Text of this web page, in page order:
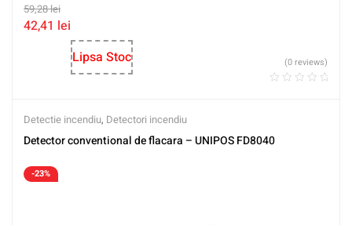
59,28lei
42,41 lei
Lipsa Stoc
(0 reviews)
Detectie incendiu, Detectori incendiu
Detector conventional de flacara – UNIPOS FD8040
-23%